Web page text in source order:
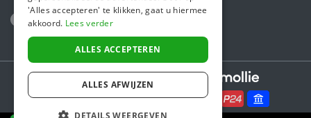
Secure payments powered by
'Alles accepteren' te klikken, gaat u hiermee
akkoord. Lees verder
ALLES ACCEPTEREN
ALLES AFWIJZEN
DETAILS WEERGEVEN